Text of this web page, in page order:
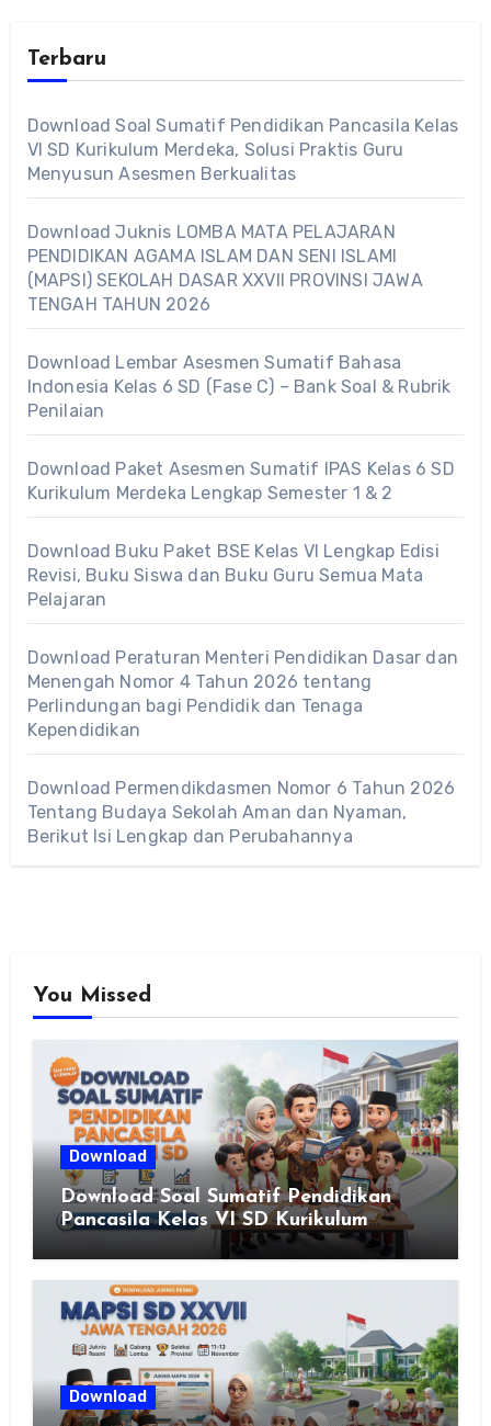
Terbaru
Download Soal Sumatif Pendidikan Pancasila Kelas
VI SD Kurikulum Merdeka, Solusi Praktis Guru
Menyusun Asesmen Berkualitas
Download Juknis LOMBA MATA PELAJARAN
PENDIDIKAN AGAMA ISLAM DAN SENI ISLAMI
(MAPSI) SEKOLAH DASAR XXVII PROVINSI JAWA
TENGAH TAHUN 2026
Download Lembar Asesmen Sumatif Bahasa
Indonesia Kelas 6 SD (Fase C) – Bank Soal & Rubrik
Penilaian
Download Paket Asesmen Sumatif IPAS Kelas 6 SD
Kurikulum Merdeka Lengkap Semester 1 & 2
Download Buku Paket BSE Kelas VI Lengkap Edisi
Revisi, Buku Siswa dan Buku Guru Semua Mata
Pelajaran
Download Peraturan Menteri Pendidikan Dasar dan
Menengah Nomor 4 Tahun 2026 tentang
Perlindungan bagi Pendidik dan Tenaga
Kependidikan
Download Permendikdasmen Nomor 6 Tahun 2026
Tentang Budaya Sekolah Aman dan Nyaman,
Berikut Isi Lengkap dan Perubahannya
You Missed
Download
Download Soal Sumatif Pendidikan
Pancasila Kelas VI SD Kurikulum
Merdeka, Solusi Praktis Guru
Menyusun Asesmen Berkualitas
Download